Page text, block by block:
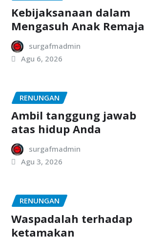
Kebijaksanaan dalam
Mengasuh Anak Remaja
surgafmadmin
Agu 6, 2026
RENUNGAN
Ambil tanggung jawab
atas hidup Anda
surgafmadmin
Agu 3, 2026
RENUNGAN
Waspadalah terhadap
ketamakan